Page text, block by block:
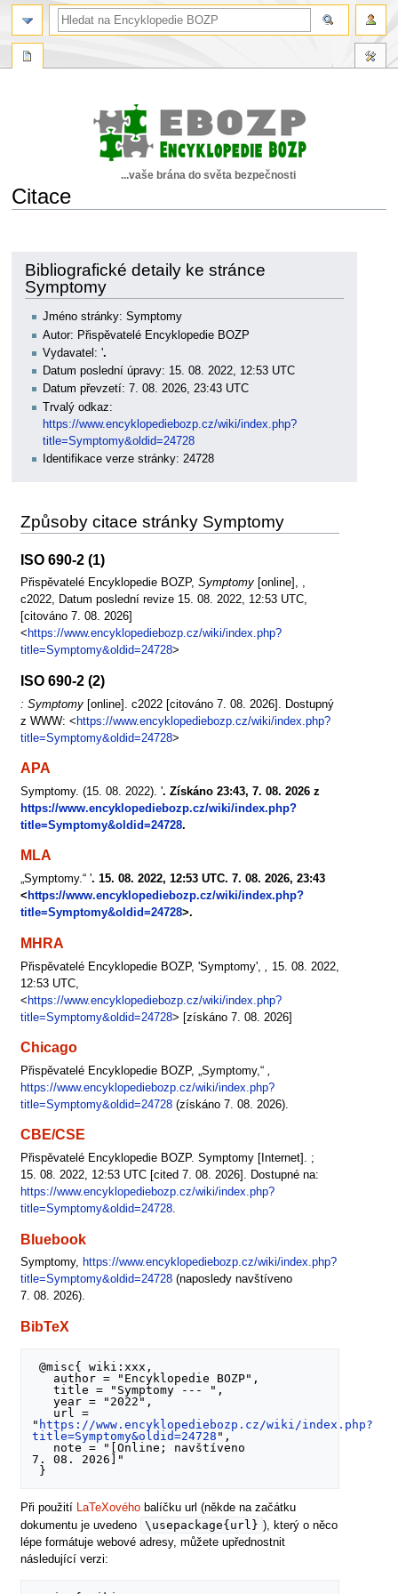
...vaše brána do světa bezpečnosti
Citace
navigaci
vyhledávání
Bibliografické detaily ke stránce
Symptomy
Jméno stránky: Symptomy
Autor: Přispěvatelé Encyklopedie BOZP
Vydavatel: '.
Datum poslední úpravy: 15. 08. 2022, 12:53 UTC
Datum převzetí: 7. 08. 2026, 23:43 UTC
Trvalý odkaz:
https://www.encyklopediebozp.cz/wiki/index.php?
title=Symptomy&oldid=24728
Identifikace verze stránky: 24728
Způsoby citace stránky Symptomy
ISO 690-2 (1)
Přispěvatelé Encyklopedie BOZP, Symptomy[online], ,
c2022, Datum poslední revize 15. 08. 2022, 12:53 UTC,
[citováno 7. 08. 2026]
< https://www.encyklopediebozp.cz/wiki/index.php?
title=Symptomy&oldid=24728>
ISO 690-2 (2)
: Symptomy[online]. c2022 [citováno 7. 08. 2026]. Dostupný
z WWW: < https://www.encyklopediebozp.cz/wiki/index.php?
title=Symptomy&oldid=24728>
APA
Symptomy. (15. 08. 2022). '. Získáno 23:43, 7. 08. 2026 z
https://www.encyklopediebozp.cz/wiki/index.php?
title=Symptomy&oldid=24728.
MLA
„Symptomy.“ '. 15. 08. 2022, 12:53 UTC. 7. 08. 2026, 23:43
< https://www.encyklopediebozp.cz/wiki/index.php?
title=Symptomy&oldid=24728>.
MHRA
Přispěvatelé Encyklopedie BOZP, 'Symptomy',
15. 08. 2022,
12:53 UTC,
< https://www.encyklopediebozp.cz/wiki/index.php?
title=Symptomy&oldid=24728> [získáno 7. 08. 2026]
Chicago
Přispěvatelé Encyklopedie BOZP, „Symptomy,“ ,
https://www.encyklopediebozp.cz/wiki/index.php?
title=Symptomy&oldid=24728(získáno 7. 08. 2026).
CBE/CSE
Přispěvatelé Encyklopedie BOZP. Symptomy [Internet]. ;
15. 08. 2022, 12:53 UTC [cited 7. 08. 2026]. Dostupné na:
https://www.encyklopediebozp.cz/wiki/index.php?
title=Symptomy&oldid=24728.
Bluebook
Symptomy, https://www.encyklopediebozp.cz/wiki/index.php?
title=Symptomy&oldid=24728(naposledy navštíveno
7. 08. 2026).
BibTeX
@misc{ wiki:xxx,
   title = "Symptomy --- ",
   year = "2022",
" https://www.encyklopediebozp.cz/wiki/index.php?
title=Symptomy&oldid=24728 ",
7. 08. 2026]"
Při použití LaTeXovéhobalíčku url (někde na začátku
dokumentu je uvedeno
\usepackage{url} ), který o něco
lépe formátuje webové adresy, můžete upřednostnit
následující verzi: